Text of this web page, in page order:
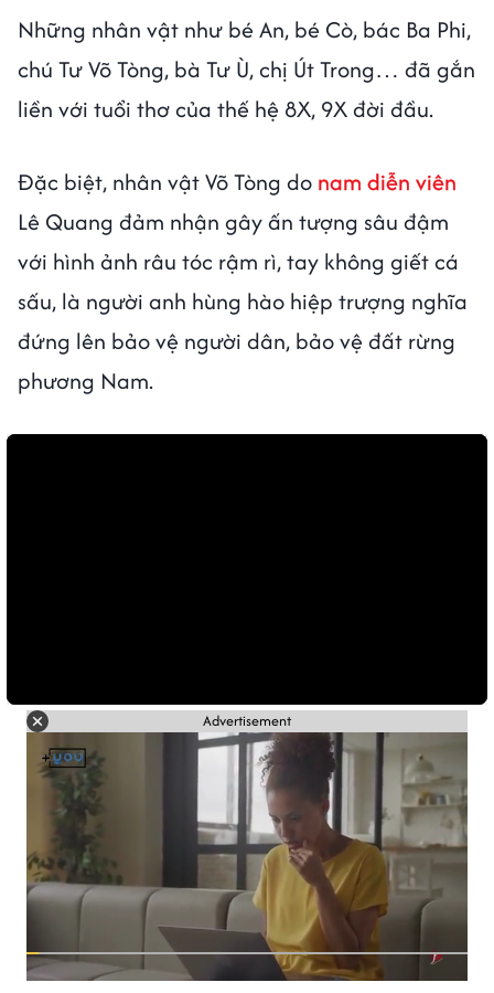
Những nhân vật như bé An, bé Cò, bác Ba Phi,
chú Tư Võ Tòng, bà Tư Ù, chị Út Trong… đã gắn
liền với tuổi thơ của thế hệ 8X, 9X đời đầu.
Đặc biệt, nhân vật Võ Tòng do nam diễn viên
Lê Quang đảm nhận gây ấn tượng sâu đậm
với hình ảnh râu tóc rậm rì, tay không giết cá
sấu, là người anh hùng hào hiệp trượng nghĩa
đứng lên bảo vệ người dân, bảo vệ đất rừng
phương Nam.
Advertisement